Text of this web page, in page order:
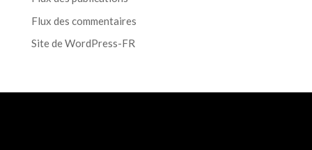
Flux des commentaires
Site de WordPress-FR